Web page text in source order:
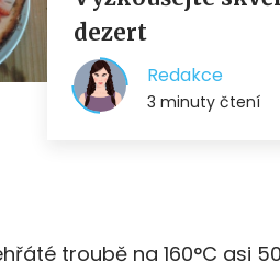
troubě na 160°C asi